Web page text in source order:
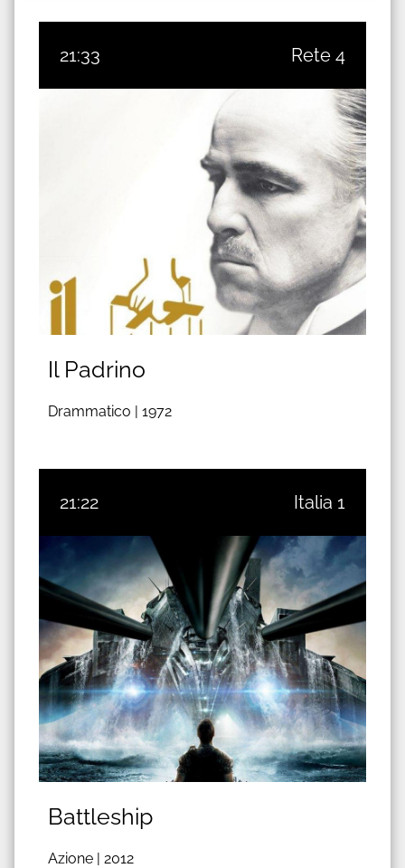
21:33 Rete 4
Il Padrino
Drammatico | 1972
21:22 Italia 1
Battleship
Azione | 2012